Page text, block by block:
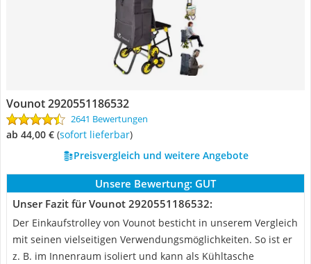
Vounot 2920551186532
2641 Bewertungen
ab 44,00 € ( Sofort lieferbar)
Preisvergleich und weitere Angebote
Unsere Bewertung: GUT
Unser Fazit für Vounot 2920551186532:
Der Einkaufstrolley von Vounot besticht in unserem Vergleich
mit seinen vielseitigen Verwendungsmöglichkeiten. So ist er
z. B. im Innenraum isoliert und kann als Kühltasche